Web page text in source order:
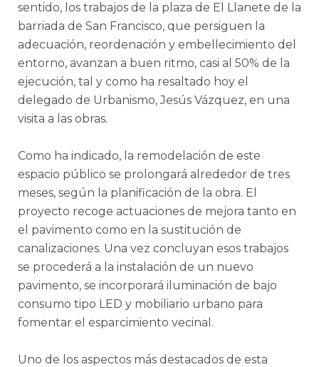
sentido, los trabajos de la plaza de El Llanete de la
barriada de San Francisco, que persiguen la
adecuación, reordenación y embellecimiento del
entorno, avanzan a buen ritmo, casi al 50% de la
ejecución, tal y como ha resaltado hoy el
delegado de Urbanismo, Jesús Vázquez, en una
visita a las obras.
Como ha indicado, la remodelación de este
espacio público se prolongará alrededor de tres
meses, según la planificación de la obra. El
proyecto recoge actuaciones de mejora tanto en
el pavimento como en la sustitución de
canalizaciones. Una vez concluyan esos trabajos
se procederá a la instalación de un nuevo
pavimento, se incorporará iluminación de bajo
consumo tipo LED y mobiliario urbano para
fomentar el esparcimiento vecinal.
Uno de los aspectos más destacados de esta